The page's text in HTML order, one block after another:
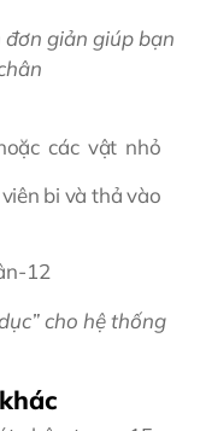
giản giúp bạn
các vật nhỏ
bi và thả vào
cho hệ thống